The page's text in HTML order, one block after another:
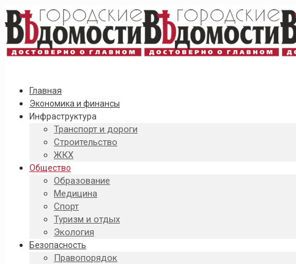
Главная
Экономика и финансы
Инфраструктура
Транспорт и дороги
Строительство
ЖКХ
Общество
Образование
Медицина
Спорт
Туризм и отдых
Экология
Безопасность
Правопорядок